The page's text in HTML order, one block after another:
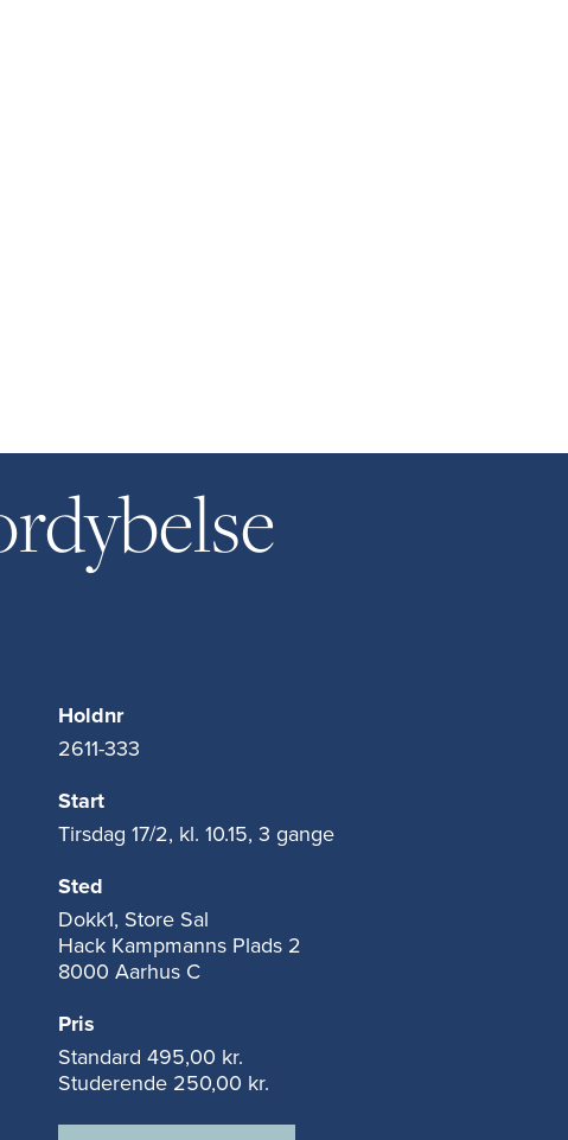
Holdnr
2611-333
Start
Tirsdag 17/2, kl. 10.15, 3 gange
Sted
Dokk1, Store Sal
Hack Kampmanns Plads 2
8000 Aarhus C
Pris
Standard 495,00 kr.
Studerende 250,00 kr.